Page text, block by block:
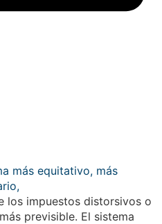
más equitativo, más
los impuestos distorsivos o
previsible. El sistema